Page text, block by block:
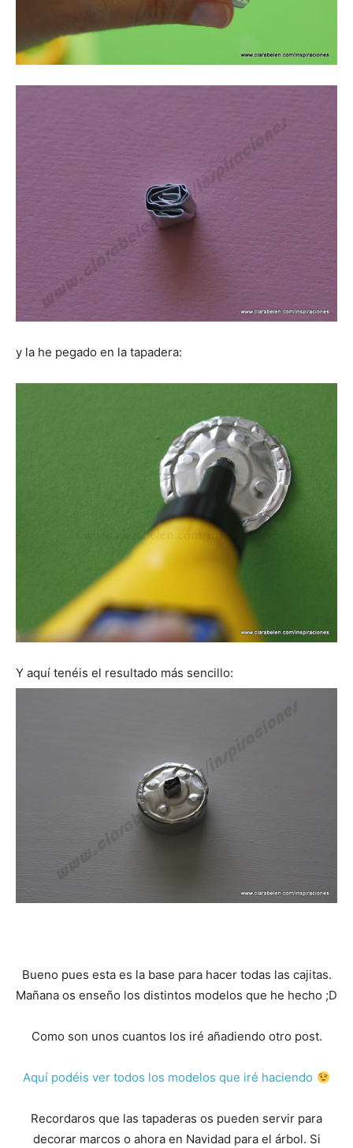
y la he pegado en la tapadera:
Y aquí tenéis el resultado más sencillo:
Bueno pues esta es la base para hacer todas las cajitas.
Mañana os enseño los distintos modelos que he hecho ;D
Como son unos cuantos los iré añadiendo otro post.
Aquí podéis ver todos los modelos que iré haciendo
Recordaros que las tapaderas os pueden servir para
decorar marcos o ahora en Navidad para el árbol. Si